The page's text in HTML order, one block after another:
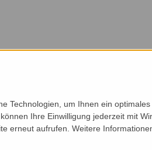
Technologien, um Ihnen ein
Ihre Einwilligung jederzeit mit
erneut aufrufen. Weitere